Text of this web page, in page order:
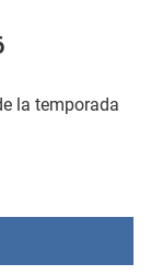
la temporada